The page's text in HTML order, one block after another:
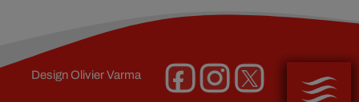
DesignOlivier Varma